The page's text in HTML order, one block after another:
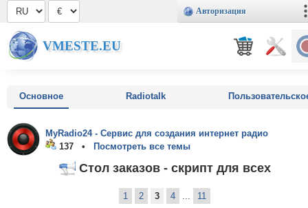
Авторизация
VMESTE.EU
Основное Radiotalk
MyRadio24 - Сервис для создания интернет радио
137 •
Посмотреть все темы
Стол заказов - скрипт для всех
1 2 3 4 ... 11